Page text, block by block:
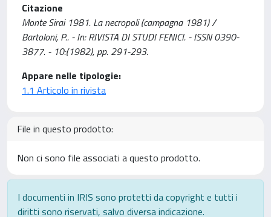
Citazione
Monte Sirai 1981. La necropoli (campagna 1981) /
Bartoloni, P.. - In: RIVISTA DI STUDI FENICI. - ISSN 0390-
3877. - 10:(1982), pp. 291-293.
Appare nelle tipologie:
1.1 Articolo in rivista
File in questo prodotto:
Non ci sono file associati a questo prodotto.
I documenti in IRIS sono protetti da copyright e tutti i
diritti sono riservati, salvo diversa indicazione.